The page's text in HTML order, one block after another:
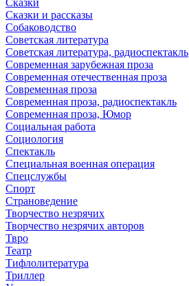
Сказки и рассказы
Собаководство
Советская литература
Советская литература, радиоспектакль
Современная зарубежная проза
Современная отечественная проза
Современная проза
Современная проза, радиоспектакль
Современная проза, Юмор
Социальная работа
Социология
Спектакль
Специальная военная операция
Спецслужбы
Спорт
Страноведение
Творчество незрячих
Творчество незрячих авторов
Твро
Театр
Тифлолитература
Триллер